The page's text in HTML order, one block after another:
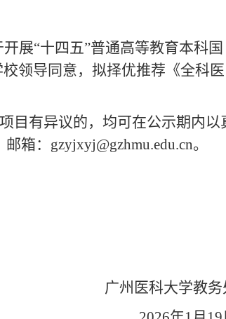
开展“十四五”普通高等教育本科国
领导同意，拟择优推荐《全科医
目有异议的，均可在公示期内以
箱：gzyjxyj@gzhmu.edu.cn。
广州医科大学教务